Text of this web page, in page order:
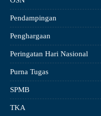
Pendampingan
Penghargaan
Peringatan Hari Nasional
Purna Tugas
SPMB
TKA